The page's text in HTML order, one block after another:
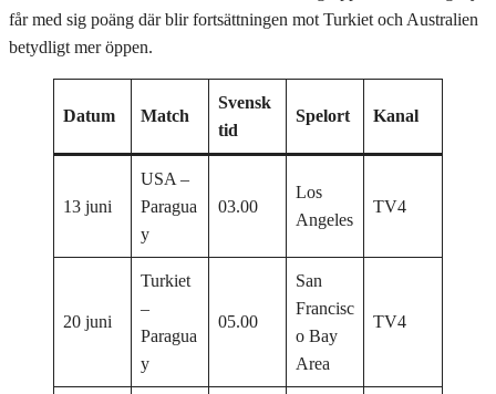
får med sig poäng där blir fortsättningen mot Turkiet och Australien
betydligt mer öppen.
Datum Match
Svensk
tid
Spelort Kanal
13 juni
USA –
Paragua
y
03.00
Los
Angeles
TV4
20 juni
Turkiet
–
Paragua
y
05.00
San
Francisc
o Bay
Area
TV4